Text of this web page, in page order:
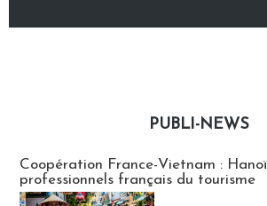
PUBLI-NEWS
Coopération France-Vietnam :
professionnels français du tourisme